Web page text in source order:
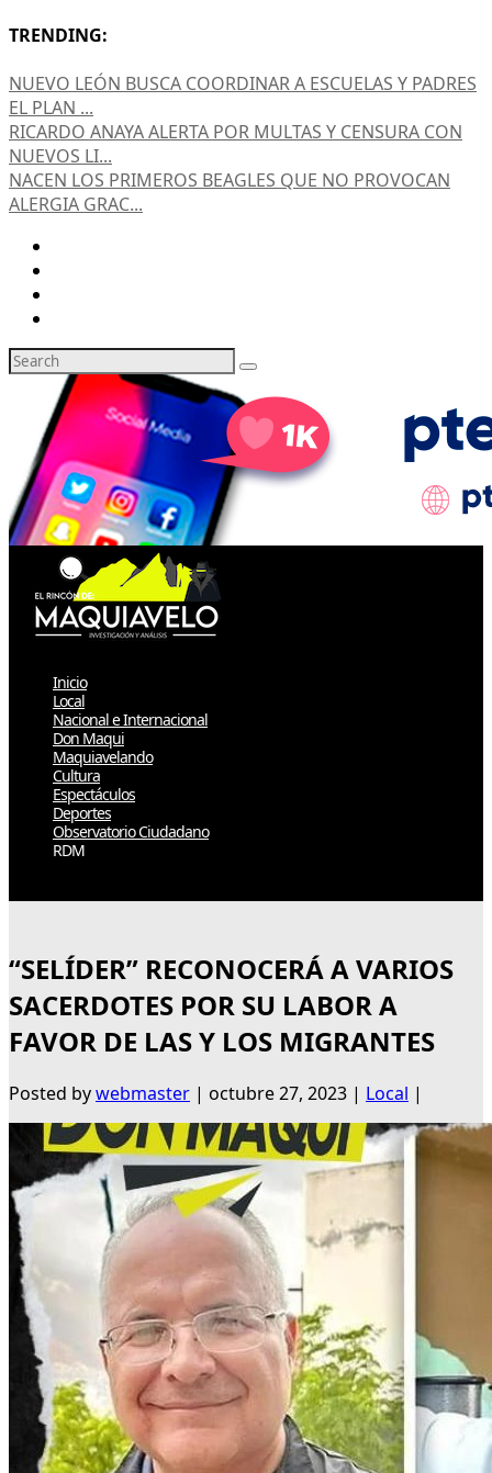
TRENDING:
NUEVO LEÓN BUSCA COORDINAR A ESCUELAS Y PADRES
EL PLAN ...
RICARDO ANAYA ALERTA POR MULTAS Y CENSURA CON
NUEVOS LI...
NACEN LOS PRIMEROS BEAGLES QUE NO PROVOCAN
ALERGIA GRAC...
Inicio
Local
Nacional e Internacional
Don Maqui
Maquiavelando
Cultura
Espectáculos
Deportes
Observatorio Ciudadano
RDM
“SELÍDER” RECONOCERÁ A VARIOS
SACERDOTES POR SU LABOR A
FAVOR DE LAS Y LOS MIGRANTES
Posted bywebmaster | octubre 27, 2023 | Local |